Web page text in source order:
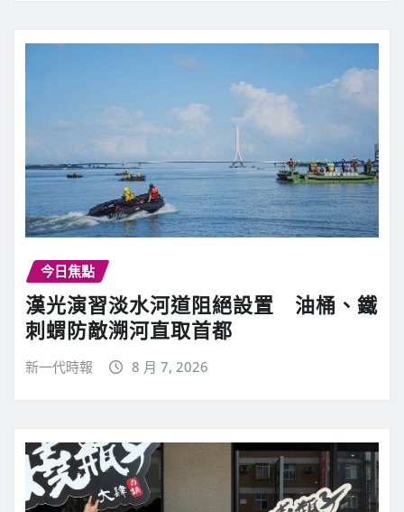
今日焦點
漢光演習淡水河道阻絕設置 油桶、鐵
刺蝟防敵溯河直取首都
新一代時報 8 月 7, 2026